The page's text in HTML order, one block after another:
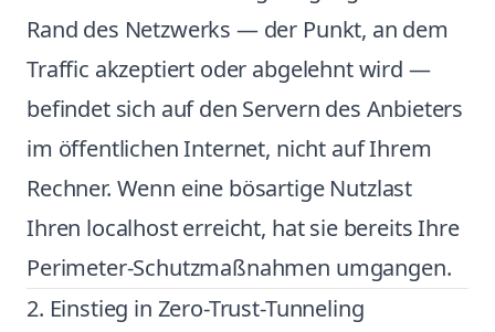
Rand des Netzwerks — der Punkt, an dem
Traffic akzeptiert oder abgelehnt wird —
befindet sich auf den Servern des Anbieters
im öffentlichen Internet, nicht auf Ihrem
Rechner. Wenn eine bösartige Nutzlast
Ihren localhost erreicht, hat sie bereits Ihre
Perimeter-Schutzmaßnahmen umgangen.
2. Einstieg in Zero-Trust-Tunneling